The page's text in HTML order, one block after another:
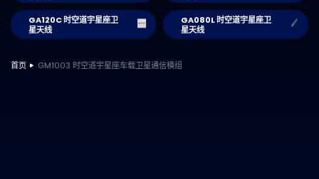
GA120C 时空道宇星座卫
星天线
GA080L 时空道宇星座卫
星天线
首页 GM1003 时空道宇星座车载卫星通信模组